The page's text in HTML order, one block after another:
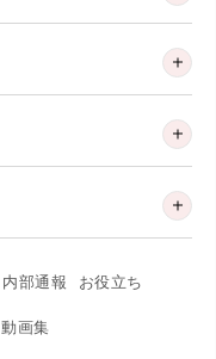
内部通報 お役立ち
動画集